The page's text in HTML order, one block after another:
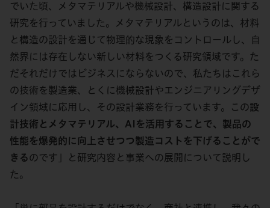
でいた頃、メタマテリアルや機械設計、構造設計に関する
研究を行っていました。メタマテリアルというのは、材料
と構造の設計を通じて物理的な現象をコントロールし、自
然界には存在しない新しい材料をつくる研究領域です。た
だそれだけではビジネスにならないので、私たちはこれら
の技術を製造業、とくに機械設計やエンジニアリングデザ
イン領域に応用し、その設計業務を行っています。この設
計技術とメタマテリアル、AIを活用することで、製品の
性能を爆発的に向上させつつ製造コストを下げることがで
きるのです」と研究内容と事業への展開について説明し
た。